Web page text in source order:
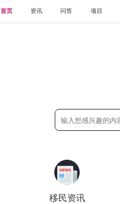
首页 资讯 问答 项目
移民资讯